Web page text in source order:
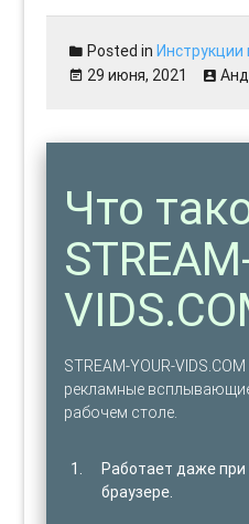
Posted inИнструкции
29 июня, 2021
Что
STREAM-YOUR-
рекламные
рабочем столе.
Работает даже
браузере.